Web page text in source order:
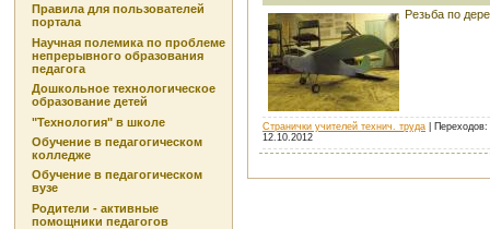
Правила для пользователей
портала
Научная полемика по проблеме
непрерывного образования
педагога
Дошкольное технологическое
образование детей
"Технология" в школе
Обучение в педагогическом
колледже
Обучение в педагогическом
вузе
Родители - активные
помощники педагогов
Резьба по
Странички учителей технич. труда |
12.10.2012